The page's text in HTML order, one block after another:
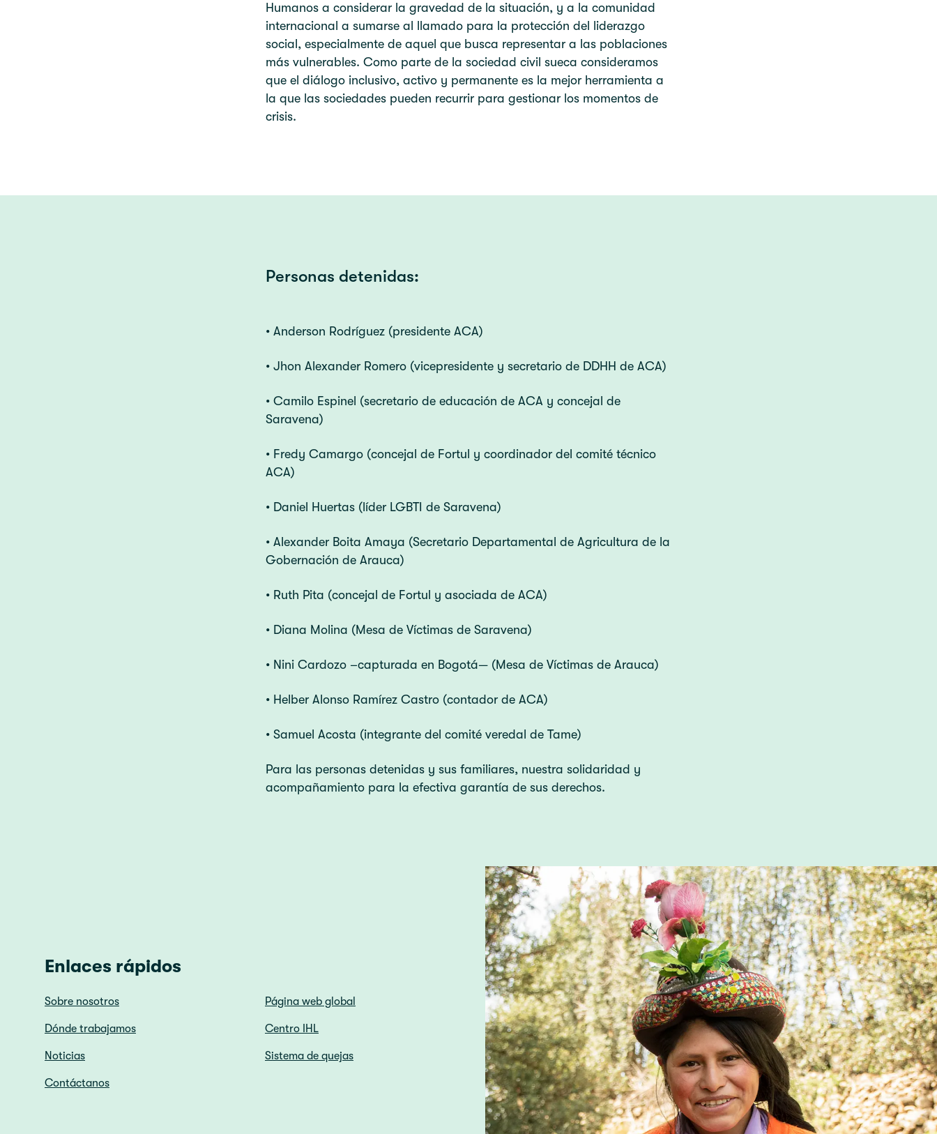
Humanos a considerar la gravedad de la situación, y a la comunidad
internacional a sumarse al llamado para la protección del liderazgo
social, especialmente de aquel que busca representar a las poblaciones
más vulnerables. Como parte de la sociedad civil sueca consideramos
que el diálogo inclusivo, activo y permanente es la mejor herramienta a
la que las sociedades pueden recurrir para gestionar los momentos de
crisis.
Personas detenidas:
• Anderson Rodríguez (presidente ACA)
• Jhon Alexander Romero (vicepresidente y secretario de DDHH de ACA)
• Camilo Espinel (secretario de educación de ACA y concejal de
Saravena)
• Fredy Camargo (concejal de Fortul y coordinador del comité técnico
ACA)
• Daniel Huertas (líder LGBTI de Saravena)
• Alexander Boita Amaya (Secretario Departamental de Agricultura de la
Gobernación de Arauca)
• Ruth Pita (concejal de Fortul y asociada de ACA)
• Diana Molina (Mesa de Víctimas de Saravena)
• Nini Cardozo –capturada en Bogotá— (Mesa de Víctimas de Arauca)
• Helber Alonso Ramírez Castro (contador de ACA)
• Samuel Acosta (integrante del comité veredal de Tame)
Para las personas detenidas y sus familiares, nuestra solidaridad y
acompañamiento para la efectiva garantía de sus derechos.
Enlaces rápidos
Sobre nosotros Página web global
Dónde trabajamos Centro IHL
Noticias Sistema de quejas
Contáctanos